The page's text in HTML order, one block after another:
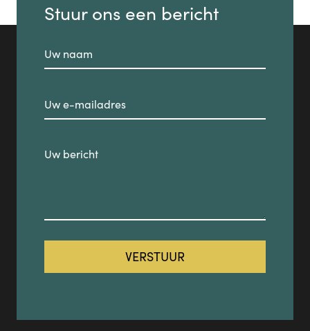
Stuur ons een bericht